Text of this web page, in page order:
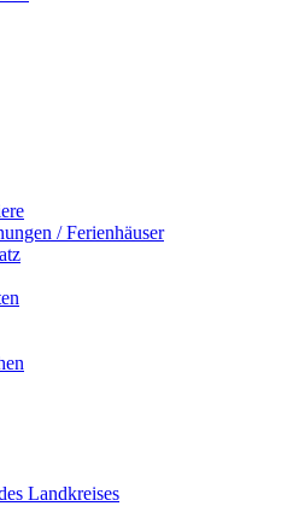
/ Ferienhäuser
Landkreises